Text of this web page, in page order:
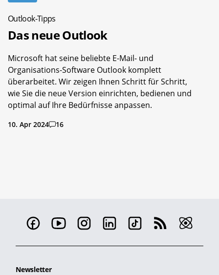
Outlook-Tipps
Das neue Outlook
Microsoft hat seine beliebte E-Mail- und
Organisations-Software Outlook komplett
überarbeitet. Wir zeigen Ihnen Schritt für Schritt,
wie Sie die neue Version einrichten, bedienen und
optimal auf Ihre Bedürfnisse anpassen.
10. Apr 2024 16
Newsletter